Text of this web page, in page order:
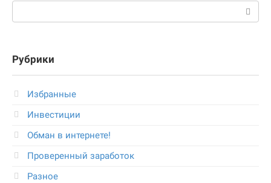
Рубрики
Избранные
Инвестиции
Обман в интернете!
Проверенный заработок
Разное